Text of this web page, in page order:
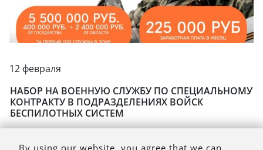
12 февраля
НАБОР НА ВОЕННУЮ СЛУЖБУ ПО СПЕЦИАЛЬНОМУ
КОНТРАКТУ В ПОДРАЗДЕЛЕНИЯХ ВОЙСК
БЕСПИЛОТНЫХ СИСТЕМ
By using our website, you agree that we can